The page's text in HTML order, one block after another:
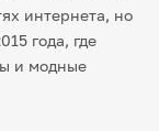
интернета, но
года, где
и модные